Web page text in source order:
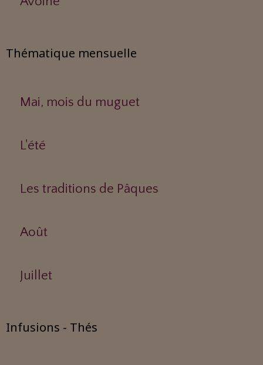
Thématique mensuelle
Mai, mois du muguet
L'été
Les traditions de Pâques
Août
Juillet
Infusions - Thés